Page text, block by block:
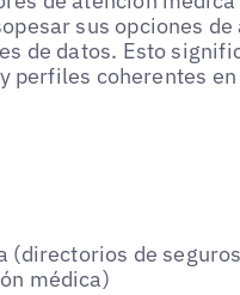
sus opciones
de datos. Esto
perfiles coherentes
(directorios de
médica)